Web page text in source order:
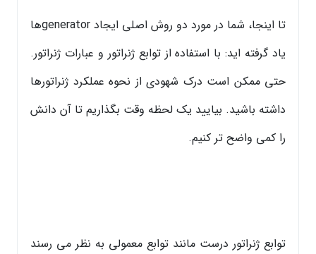
تا اینجا، شما در مورد دو روش اصلی ایجاد generatorها
یاد گرفته اید: با استفاده از توابع ژنراتور و عبارات ژنراتور.
حتی ممکن است درک شهودی از نحوه عملکرد ژنراتورها
داشته باشید. بیایید یک لحظه وقت بگذاریم تا آن دانش
را کمی واضح تر کنیم.
توابع ژنراتور درست مانند توابع معمولی به نظر می رسند